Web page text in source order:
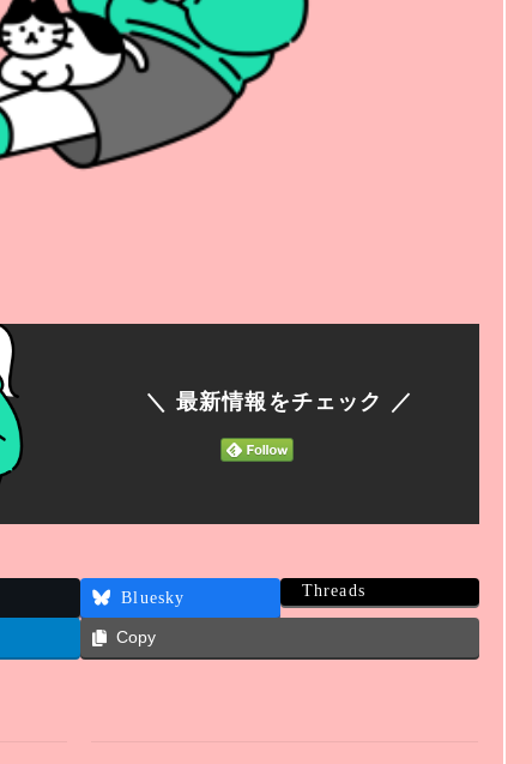
＼ 最新情報をチェック ／
Bluesky Threads
Copy